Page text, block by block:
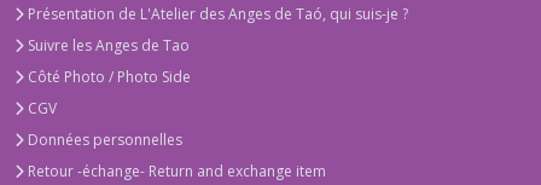
Présentation de L'Atelier des Anges de Taó, qui suis-je ?
Suivre les Anges de Tao
Côté Photo / Photo Side
CGV
Données personnelles
Retour -échange- Return and exchange item